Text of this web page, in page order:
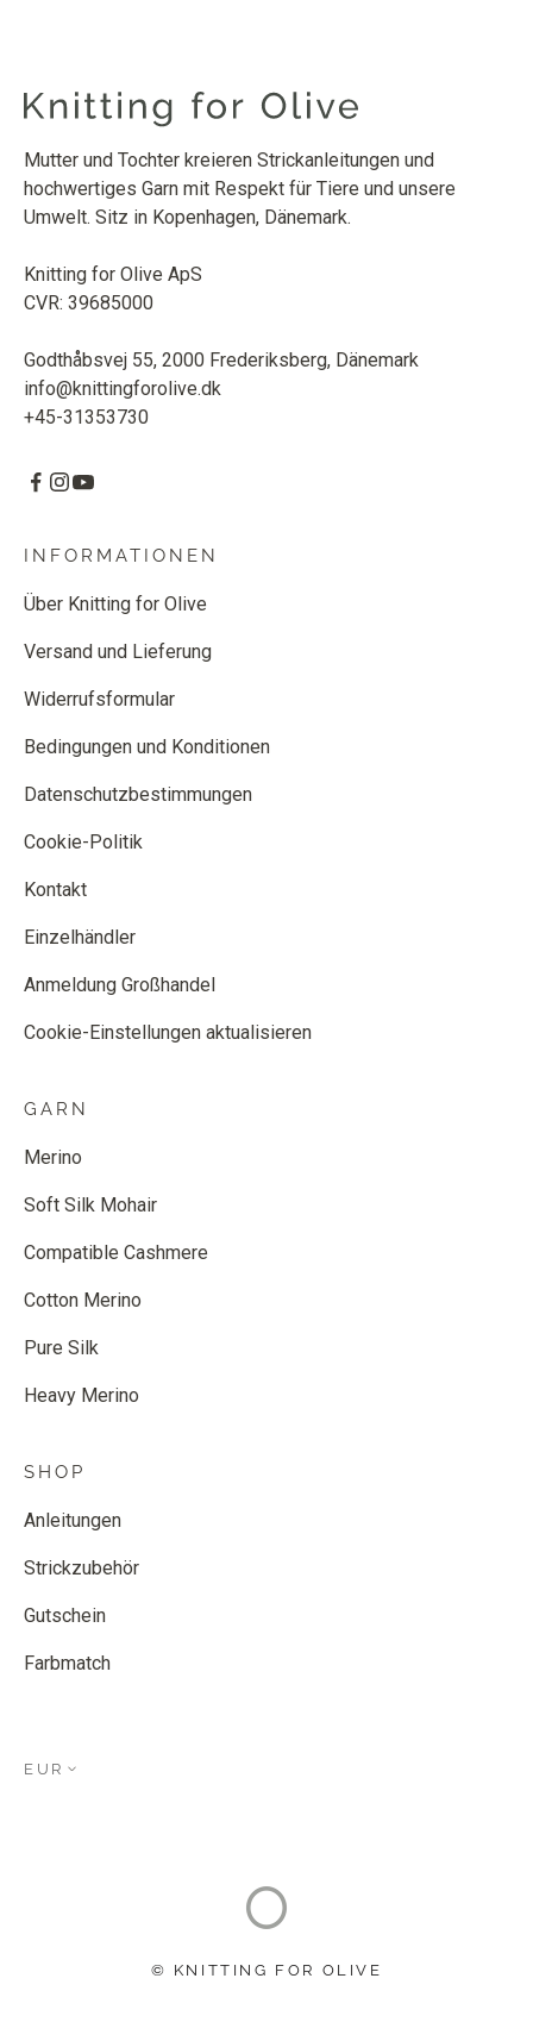
Mutter und Tochter kreieren Strickanleitungen und
hochwertiges Garn mit Respekt für Tiere und unsere
Umwelt. Sitz in Kopenhagen, Dänemark.
Knitting for Olive ApS
CVR: 39685000
Godthåbsvej 55, 2000 Frederiksberg, Dänemark
info@knittingforolive.dk
+45-31353730
INFORMATIONEN
Über Knitting for Olive
Versand und Lieferung
Widerrufsformular
Bedingungen und Konditionen
Datenschutzbestimmungen
Cookie-Politik
Kontakt
Einzelhändler
Anmeldung Großhandel
Cookie-Einstellungen aktualisieren
GARN
Merino
Soft Silk Mohair
Compatible Cashmere
Cotton Merino
Pure Silk
Heavy Merino
SHOP
Anleitungen
Strickzubehör
Gutschein
Farbmatch
EUR
© KNITTING FOR OLIVE